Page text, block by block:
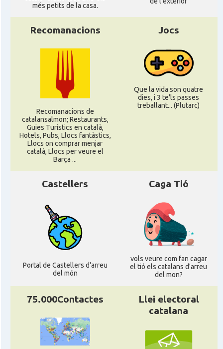
Casal Casal de Catalunya de París
Centre Català d'Occitània
Centre Cultural Català - Casal Jaume I
de Perpinyà
Casal Cercle Català de Marsella
Acció Oficina d'ACCIÓ Paris
Delegació Delegació del Govern a França
Consolat Consolat general a Bayonne
Consolat Consolat general a Bordeaux
Consolat Consolat general a Lyon
Consolat Consolat general a Marseille
Consolat Consolat general a Montpellier
més petits de la casa.
Recomanacions
Recomanacions de
catalansalmon; Restaurants,
Guies Turístics en català,
Hotels, Pubs, Llocs fantàstics,
Llocs on comprar menjar
català, Llocs per veure el
Barça ...
Jocs
Que la vida son quatre
dies, i 3 te'ls passes
treballant... (Plutarc)
Castellers
Portal de Castellers d'arreu
del món
Caga Tió
vols veure com fan cagar
el tió els catalans d'arreu
del mon?
75.000Contactes
Llei electoral
catalana